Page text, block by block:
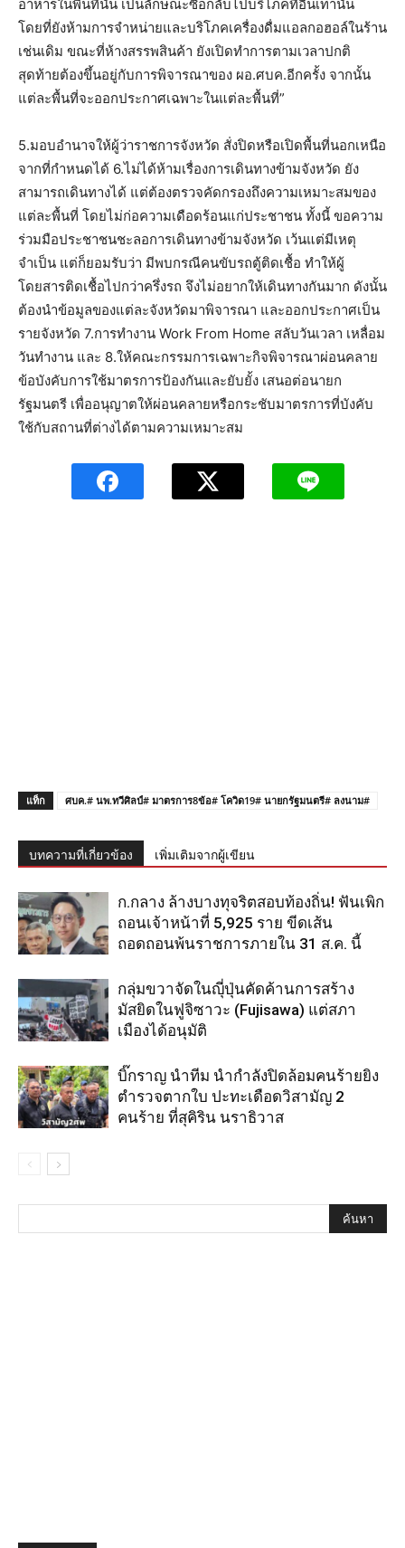
อาหารในพื้นที่นั้น เป็นลักษณะซื้อกลับไปบริโภคที่อื่นเท่านั้น
โดยที่ยังห้ามการจำหน่ายและบริโภคเครื่องดื่มแอลกอฮอล์ในร้าน
เช่นเดิม ขณะที่ห้างสรรพสินค้า ยังเปิดทำการตามเวลาปกติ
สุดท้ายต้องขึ้นอยู่กับการพิจารณาของ ผอ.ศบค.อีกครั้ง จากนั้น
แต่ละพื้นที่จะออกประกาศเฉพาะในแต่ละพื้นที่”
5.มอบอำนาจให้ผู้ว่าราชการจังหวัด สั่งปิดหรือเปิดพื้นที่นอกเหนือ
จากที่กำหนดได้ 6.ไม่ได้ห้ามเรื่องการเดินทางข้ามจังหวัด ยัง
สามารถเดินทางได้ แต่ต้องตรวจคัดกรองถึงความเหมาะสมของ
แต่ละพื้นที่ โดยไม่ก่อความเดือดร้อนแก่ประชาชน ทั้งนี้ ขอความ
ร่วมมือประชาชนชะลอการเดินทางข้ามจังหวัด เว้นแต่มีเหตุ
จำเป็น แต่ก็ยอมรับว่า มีพบกรณีคนขับรถตู้ติดเชื้อ ทำให้ผู้
โดยสารติดเชื้อไปกว่าครึ่งรถ จึงไม่อยากให้เดินทางกันมาก ดังนั้น
ต้องนำข้อมูลของแต่ละจังหวัดมาพิจารณา และออกประกาศเป็น
รายจังหวัด 7.การทำงาน Work From Home สลับวันเวลา เหลื่อม
วันทำงาน และ 8.ให้คณะกรรมการเฉพาะกิจพิจารณาผ่อนคลาย
ข้อบังคับการใช้มาตรการป้องกันและยับยั้ง เสนอต่อนายก
รัฐมนตรี เพื่ออนุญาตให้ผ่อนคลายหรือกระชับมาตรการที่บังคับ
ใช้กับสถานที่ต่างได้ตามความเหมาะสม
แท็ก ศบค.# นพ.ทวีศิลป์# มาตรการ8ข้อ# โควิด19# นายกรัฐมนตรี# ลงนาม#
บทความที่เกี่ยวข้อง เพิ่มเติมจากผู้เขียน
ก.กลาง ล้างบางทุจริตสอบท้องถิ่น! ฟันเพิก
ถอนเจ้าหน้าที่ 5,925 ราย ขีดเส้น
ถอดถอนพ้นราชการภายใน 31 ส.ค. นี้
กลุ่มขวาจัดในญุี่ปุ่นคัดค้านการสร้าง
มัสยิดในฟูจิซาวะ (Fujisawa) แต่สภา
เมืองได้อนุมัติ
บิ๊กราญ นำทีม นำกำลังปิดล้อมคนร้ายยิง
ตำรวจตากใบ ปะทะเดือดวิสามัญ 2
คนร้าย ที่สุคิริน นราธิวาส